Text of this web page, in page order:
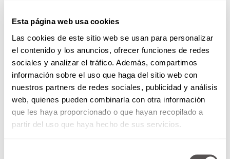
Esta página web usa cookies
Las cookies de este sitio web se usan para personalizar
el contenido y los anuncios, ofrecer funciones de redes
sociales y analizar el tráfico. Además, compartimos
información sobre el uso que haga del sitio web con
nuestros partners de redes sociales, publicidad y análisis
web, quienes pueden combinarla con otra información
que les haya proporcionado o que hayan recopilado a
partir del uso que haya hecho de sus servicios.